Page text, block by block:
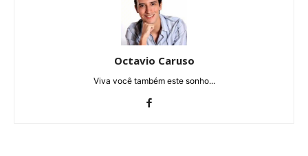
Octavio Caruso
Viva você também este sonho...